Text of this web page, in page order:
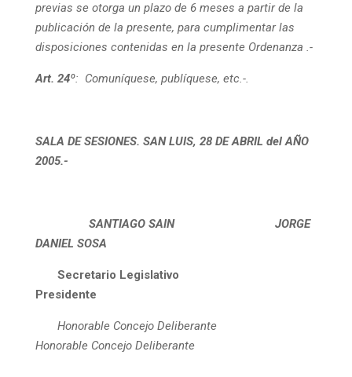
previas se otorga un plazo de 6 meses a partir de la
publicación de la presente, para cumplimentar las
disposiciones contenidas en la presente Ordenanza .-
Art. 24º: Comuníquese, publíquese, etc.-.
SALA DE SESIONES. SAN LUIS, 28 DE ABRIL del AÑO
2005.-
SANTIAGO SAIN
JORGE
DANIEL SOSA
Secretario Legislativo
Presidente
Honorable Concejo Deliberante
Honorable Concejo Deliberante